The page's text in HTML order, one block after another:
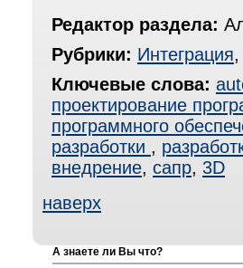
Редактор раздела:
Рубрики: Интеграция
Ключевые слова:
проектирование
программного
разработки ,
внедрение, сапр, 3D
наверх
А знаете ли Вы что?